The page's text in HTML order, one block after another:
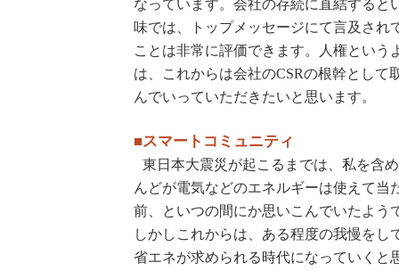
なっています。会社の存続に直結すると
味では、トップメッセージにて言及され
ことは非常に評価できます。人権という
は、これからは会社のCSRの根幹として
んでいっていただきたいと思います。
■スマートコミュニティ
東日本大震災が起こるまでは、私を含
んどが電気などのエネルギーは使えて当
前、といつの間にか思いこんでいたよう
しかしこれからは、ある程度の我慢をし
省エネが求められる時代になっていくと